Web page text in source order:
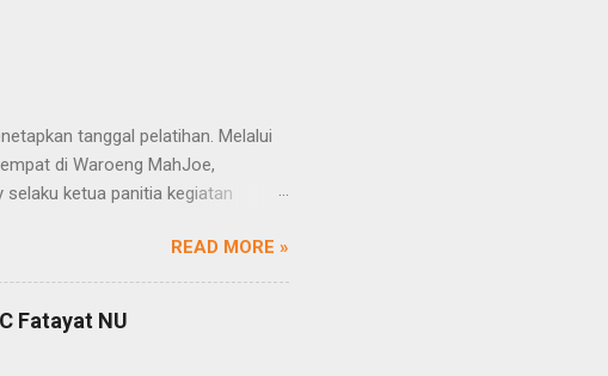
tanggal pelatihan. Melalui
di Waroeng MahJoe,
ketua panitia kegiatan
untuk bersama - sama
bersama-sama dengan komunitas
100 peserta, silahkan yang
dari mana saja kami berharap
READ MORE »
Fatayat NU